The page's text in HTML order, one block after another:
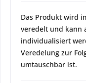
Das Produkt wird
veredelt und kann
individualisiert
Veredelung zur
umtauschbar ist.